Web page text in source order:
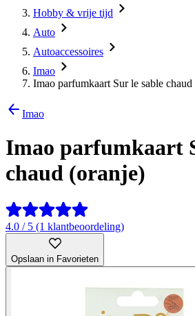
Hobby & vrije tijd
Auto
Autoaccessoires
Imao
Imao parfumkaart Sur le sable
Imao
Imao parfumkaart
chaud (oranje)
4.0 / 5 (1 klantbeoordeling)
Opslaan in Favorieten